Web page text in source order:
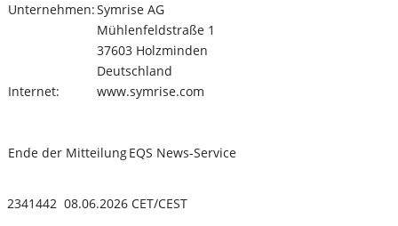
Unternehmen:Symrise AG
Mühlenfeldstraße 1
37603 Holzminden
Deutschland
Internet:
www.symrise.com
Ende der MitteilungEQS News-Service
2341442 08.06.2026 CET/CEST